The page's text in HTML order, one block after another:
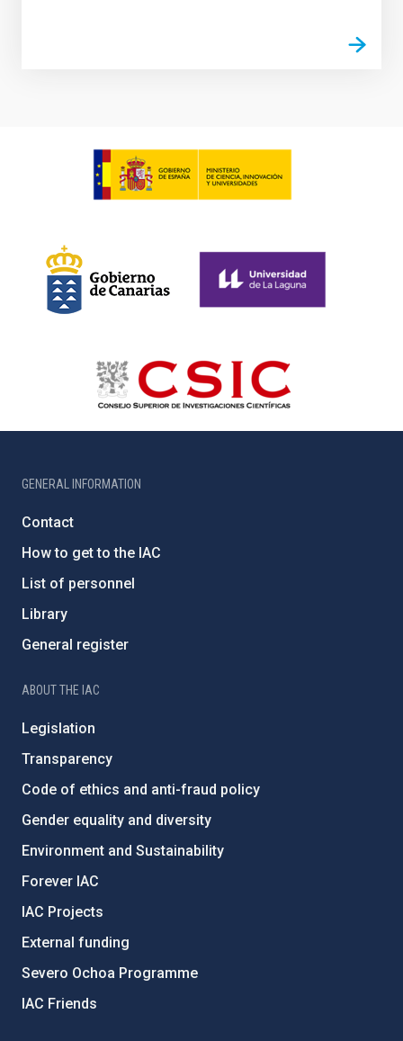
GENERAL INFORMATION
Contact
How to get to the IAC
List of personnel
Library
General register
ABOUT THE IAC
Legislation
Transparency
Code of ethics and anti-fraud policy
Gender equality and diversity
Environment and Sustainability
Forever IAC
IAC Projects
External funding
Severo Ochoa Programme
IAC Friends